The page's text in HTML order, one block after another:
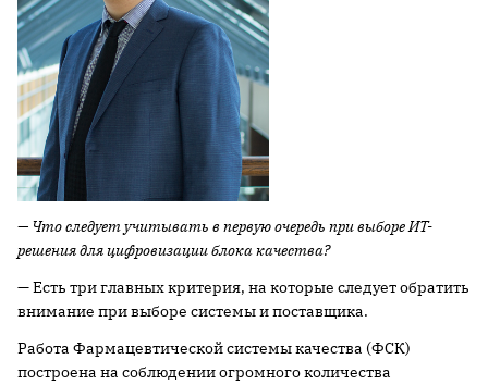
— Что следует учитывать в первую очередь при выборе ИТ-
решения для цифровизации блока качества?
— Есть три главных критерия, на которые следует обратить
внимание при выборе системы и поставщика.
Работа Фармацевтической системы качества (ФСК)
построена на соблюдении огромного количества